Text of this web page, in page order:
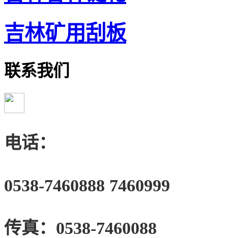
吉林矿用刮板
联系我们
电话：
0538-7460888 7460999
传真： 0538-7460088